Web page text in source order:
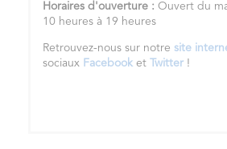
Horaires d'ouverture : Ouvert du
10 heures à 19 heures
Retrouvez-nous sur notre site
sociaux Facebook et Twitter !